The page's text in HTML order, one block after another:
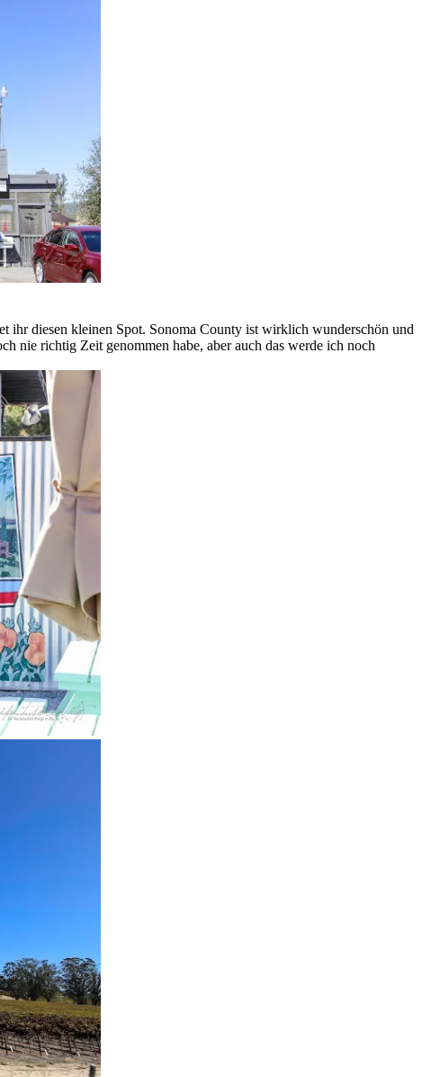
ihr diesen kleinen Spot. Sonoma County ist wirklich wunderschön und
nie richtig Zeit genommen habe, aber auch das werde ich noch